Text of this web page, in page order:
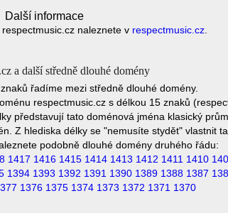
Další informace
naleznete v respectmusic.cz
a další středně dlouhé domény
řadíme mezi středně dlouhé domény.
respectmusic.cz s délkou 15 znaků
představují tato doménová jména klasický
Z hlediska délky se "nemusíte stydět" vlastnit
podobně dlouhé domény druhého řádu:
1417 1416 1415 1414 1413 1412 1411 1410
1394 1393 1392 1391 1390 1389 1388 1387
1376 1375 1374 1373 1372 1371 1370